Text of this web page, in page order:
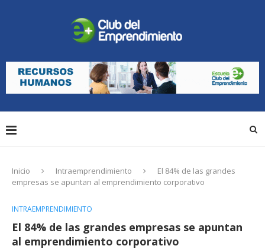
Inicio Intraemprendimiento
El 84% de las grandes
empresas se apuntan al emprendimiento corporativo
INTRAEMPRENDIMIENTO
El 84% de las grandes empresas se apuntan
al emprendimiento corporativo